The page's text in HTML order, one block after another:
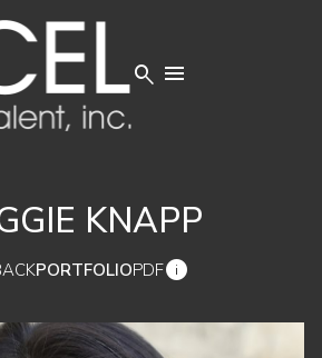
 
KNAPP
PORTFOLIOPDF